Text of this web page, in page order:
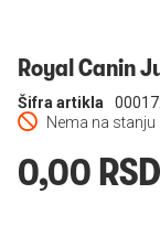
Royal Canin
Nema na stanju
Šifra artikla
0,00 RSD